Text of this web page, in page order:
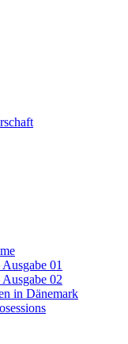
01
02
in Dänemark